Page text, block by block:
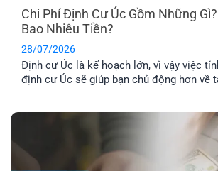
Chi Phí Định Cư Úc Gồm Những
Bao Nhiêu Tiền?
28/07/2026
Định cư Úc là kế hoạch lớn, vì vậy việc
định cư Úc sẽ giúp bạn chủ động hơn về